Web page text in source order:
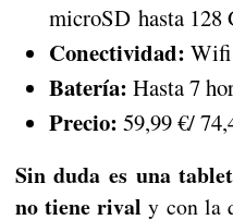
microSD hasta 128
Conectividad: Wifi
Batería: Hasta 7
Precio: 59,99 €/
Sin duda es una
no tiene rival y con la